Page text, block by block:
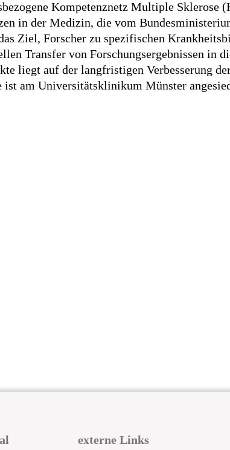
Kompetenznetz Multiple Sklerose
in der Medizin, die vom
Ziel, Forscher zu spezifischen
Transfer von Forschungsergebnissen in
liegt auf der langfristigen Verbesserung
ist am Universitätsklinikum Münster
externe Links